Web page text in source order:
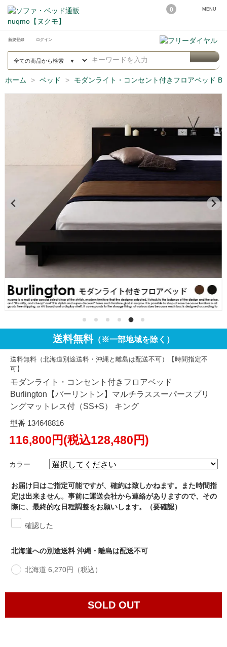
0 MENU
新規登録 ログイン
ホーム ベッド モダンライト・コンセント付きフロアベッド
送料無料（※一部地域を除く）
送料無料（北海道別途送料・沖縄と離島は配送不可）【時間指定不
可】
モダンライト・コンセント付きフロアベッド
Burlington【バーリントン】マルチラススーパースプリ
ングマットレス付（SS+S） キング
型番 134648816
116,800円(税込128,480円)
カラー
お届け日はご指定可能ですが、確約は致しかねます。また時間指
定は出来ません。事前に運送会社から連絡がありますので、その
際に、最終的な日程調整をお願いします。（要確認）
確認した
北海道への別途送料 沖縄・離島は配送不可
北海道 6,270円（税込）
SOLD OUT